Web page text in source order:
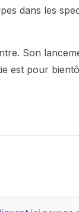
dans les
Son
est pour